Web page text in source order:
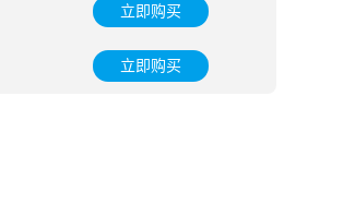
立即购买
立即购买